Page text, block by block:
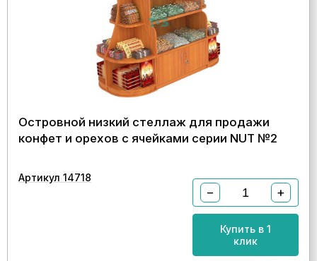
Островной низкий стеллаж для продажи
конфет и орехов с ячейками серии NUT №2
Артикул 14718
− +
Купить в 1
клик